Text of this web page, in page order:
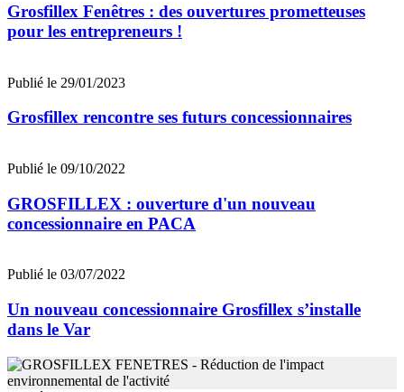
Grosfillex Fenêtres : des ouvertures prometteuses
pour les entrepreneurs !
Publié le 29/01/2023
Grosfillex rencontre ses futurs concessionnaires
Publié le 09/10/2022
GROSFILLEX : ouverture d'un nouveau
concessionnaire en PACA
Publié le 03/07/2022
Un nouveau concessionnaire Grosfillex s’installe
dans le Var